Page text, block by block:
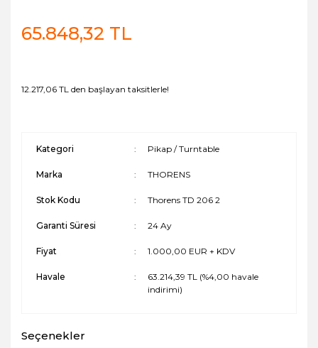
65.848,32 TL
12.217,06 TL den başlayan taksitlerle!
Kategori Pikap / Turntable
Marka THORENS
Stok Kodu Thorens TD 206 2
Garanti Süresi 24 Ay
Fiyat 1.000,00 EUR + KDV
Havale
63.214,39 TL (%4,00 havale
indirimi)
Seçenekler